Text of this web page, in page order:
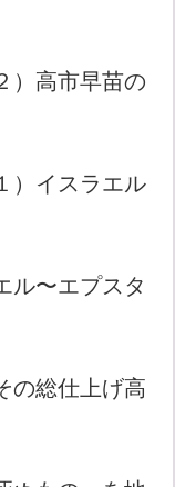
）高市早苗の
）イスラエル
ル〜エプスタ
の総仕上げ高